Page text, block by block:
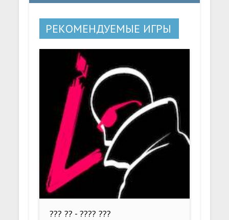
РЕКОМЕНДУЕМЫЕ ИГРЫ
??? ?? - ???? ???